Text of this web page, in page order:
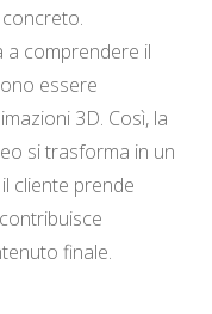
a comprendere il
essere
3D. Così, la
si trasforma in un
cliente prende
finale.